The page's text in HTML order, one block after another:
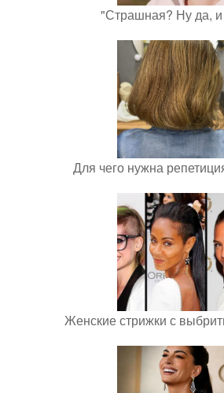
"Страшная? Ну да, и
Для чего нужна
Женские стрижки с